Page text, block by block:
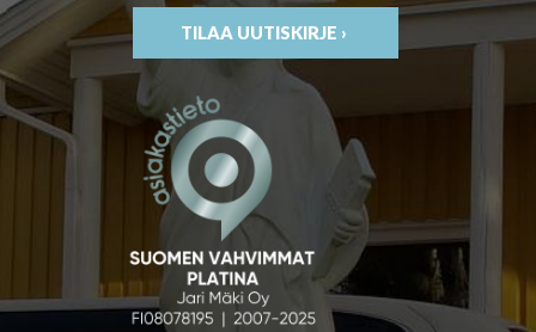
TILAA UUTISKIRJE ›